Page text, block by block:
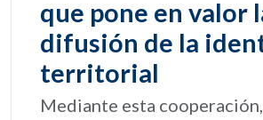
que pone en valor
difusión de la
territorial
Mediante esta